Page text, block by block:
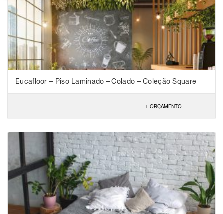
Eucafloor – Piso Laminado – Colado – Coleção Square
+ ORÇAMENTO